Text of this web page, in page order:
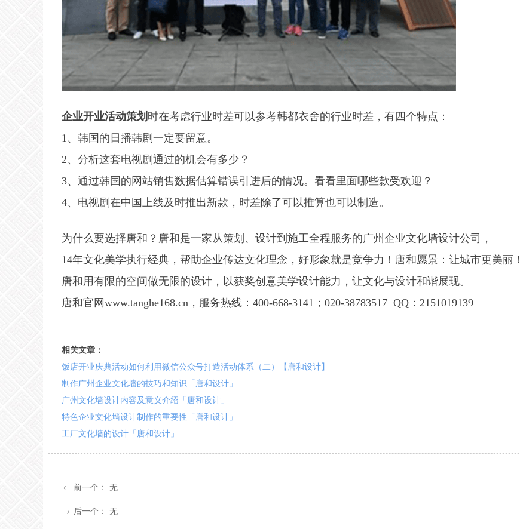
企业开业活动策划 时在考虑行业时差可以参考韩都衣舍的行业时差，有四个特点：
1、韩国的日播韩剧一定要留意。
2、分析这套电视剧通过的机会有多少？
3、通过韩国的网站销售数据估算错误引进后的情况。看看里面哪些款受欢迎？
4、电视剧在中国上线及时推出新款，时差除了可以推算也可以制造。
为什么要选择唐和？唐和是一家从策划、设计到施工全程服务的广州企业文化墙设计公司，
14年文化美学执行经典，帮助企业传达文化理念，好形象就是竞争力！唐和愿景：让城市更美丽！
唐和用有限的空间做无限的设计，以获奖创意美学设计能力，让文化与设计和谐展现。
唐和官网www.tanghe168.cn，服务热线：400-668-3141；020-38783517 QQ：2151019139
相关文章：
饭店开业庆典活动如何利用微信公众号打造活动体系（二）【唐和设计】
制作广州企业文化墙的技巧和知识「唐和设计」
广州文化墙设计内容及意义介绍「唐和设计」
特色企业文化墙设计制作的重要性「唐和设计」
工厂文化墙的设计「唐和设计」
ꂃ 前一个： 无
ꁹ 后一个： 无